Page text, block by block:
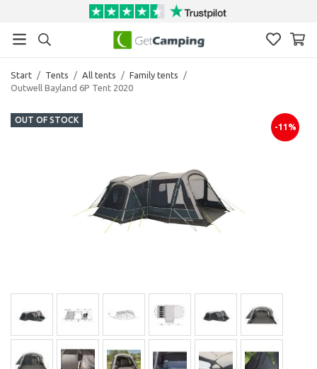
Start / Tents / All tents / Family tents
/
Outwell Bayland 6P Tent 2020
OUT OF STOCK
-11%